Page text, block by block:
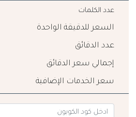
عدد الكلمات
السعر للدقيقة الواحدة
عدد الدقائق
إجمالي سعر الدقائق
سعر الخدمات الإضافية